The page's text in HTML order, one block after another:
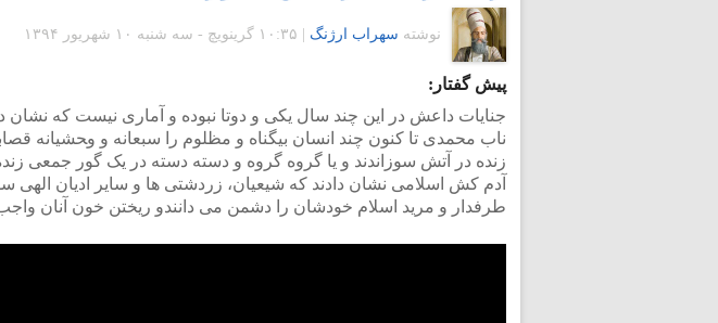
نوشته سهراب ارژنگ ۱۰:۳۵ گرينويچ - سه شنبه ۱۰ شهریور ۱۳۹۴
پیش گفتار:
جنایات داعش در این چند سال یکی و دوتا نبوده و آماری نیست که نشان
ناب محمدی تا کنون چند انسان بیگناه و مظلوم را سبعانه و و‍حشیانه
زنده در آتش سوزاندند و یا گروه گروه و دسته دسته در یک گور جمعی
آدم کش اسلامی نشان دادند که شیعیان، زردشتی ها و سایر ادیان الهی
طرفدار و مرید اسلام خودشان را دشمن می دانندو ریختن خون آنان